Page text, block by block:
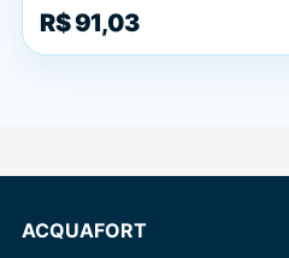
R$ 91,03
ACQUAFORT